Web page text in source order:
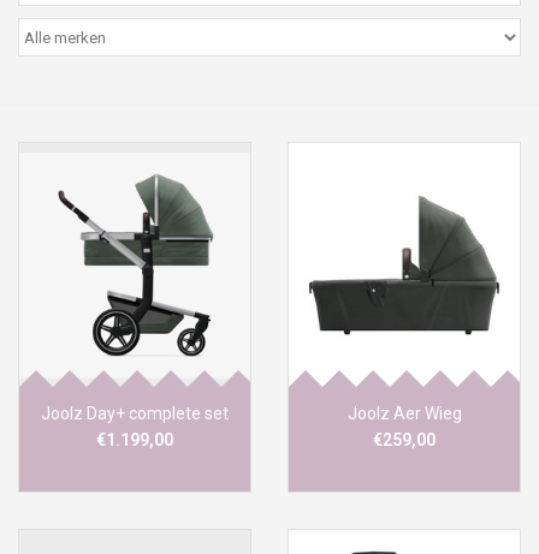
Peter/metergeschenken &
kaartjes
Joolz Day+ complete set
€1.199,00
Joolz Aer Wieg
€259,00